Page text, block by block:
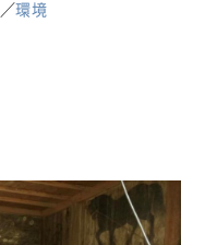
／環境